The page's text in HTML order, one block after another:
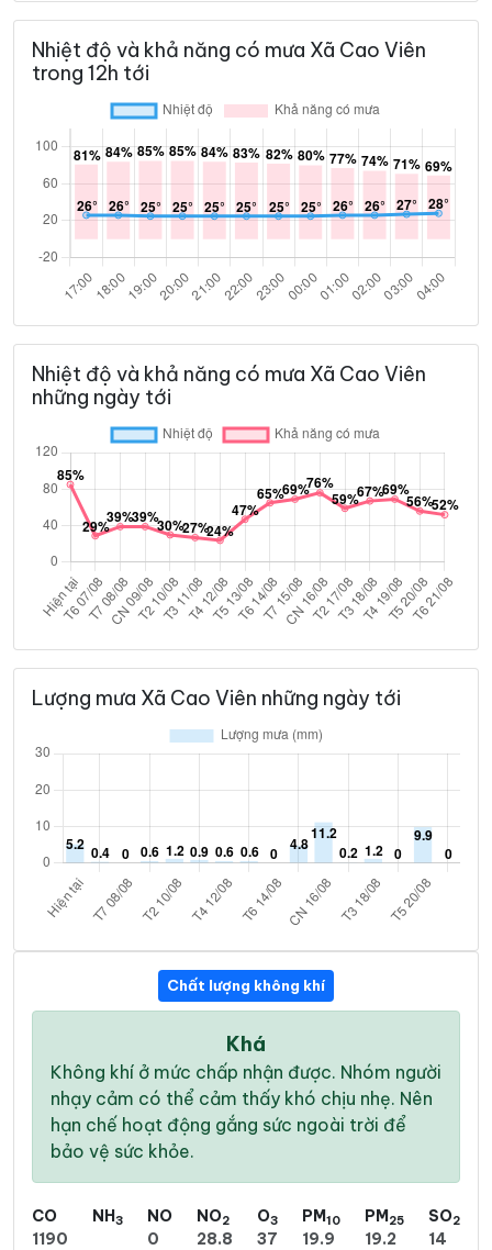
Nhiệt độ và khả năng có mưa Xã Cao Viên
trong 12h tới
Nhiệt độ và khả năng có mưa Xã Cao Viên
những ngày tới
Lượng mưa Xã Cao Viên những ngày tới
Chất lượng không khí
Khá
Không khí ở mức chấp nhận được. Nhóm người
nhạy cảm có thể cảm thấy khó chịu nhẹ. Nên
hạn chế hoạt động gắng sức ngoài trời để
bảo vệ sức khỏe.
CO
1190
NH3
NO
0
NO2
28.8
O3
37
PM10
19.9
PM25
19.2
SO2
14